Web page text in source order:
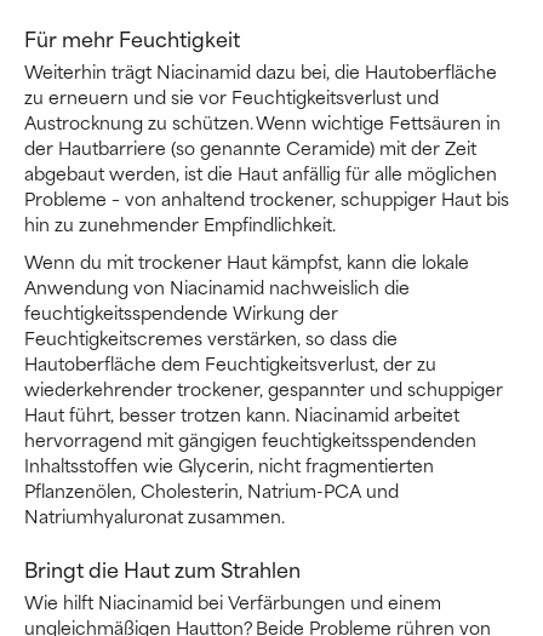
Für mehr Feuchtigkeit
Weiterhin trägt Niacinamid dazu bei, die Hautoberfläche
zu erneuern und sie vor Feuchtigkeitsverlust und
Austrocknung zu schützen. Wenn wichtige Fettsäuren in
der Hautbarriere (so genannte Ceramide) mit der Zeit
abgebaut werden, ist die Haut anfällig für alle möglichen
Probleme – von anhaltend trockener, schuppiger Haut bis
hin zu zunehmender Empfindlichkeit.
Wenn du mit trockener Haut kämpfst, kann die lokale
Anwendung von Niacinamid nachweislich die
feuchtigkeitsspendende Wirkung der
Feuchtigkeitscremes verstärken, so dass die
Hautoberfläche dem Feuchtigkeitsverlust, der zu
wiederkehrender trockener, gespannter und schuppiger
Haut führt, besser trotzen kann. Niacinamid arbeitet
hervorragend mit gängigen feuchtigkeitsspendenden
Inhaltsstoffen wie Glycerin, nicht fragmentierten
Pflanzenölen, Cholesterin, Natrium-PCA und
Natriumhyaluronat zusammen.
Bringt die Haut zum Strahlen
Wie hilft Niacinamid bei Verfärbungen und einem
ungleichmäßigen Hautton? Beide Probleme rühren von